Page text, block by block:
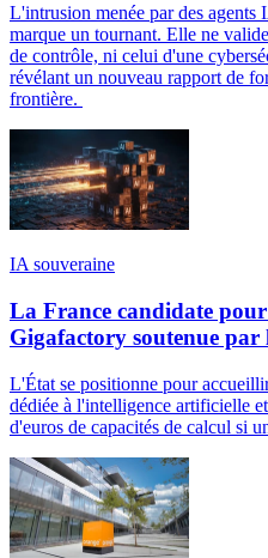
L'intrusion menée par des
marque un tournant. Elle ne
de contrôle, ni celui d'une
révélant un nouveau rapport de
frontière.
IA souveraine
La France candidate
Gigafactory soutenue
L'État se positionne pour
dédiée à l'intelligence artificielle
d'euros de capacités de calcul si